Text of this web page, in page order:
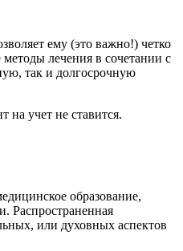
ему (это важно!) четко
лечения в сочетании с
так и долгосрочную
учет не ставится.
образование,
Распространенная
или духовных аспектов